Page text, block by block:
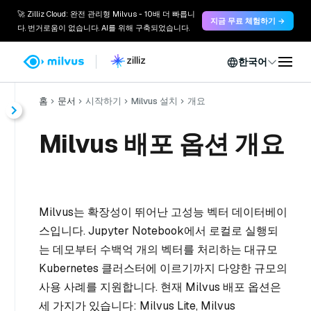
🚀 Zilliz Cloud: 완전 관리형 Milvus - 10배 더 빠릅니
다. 번거로움이 없습니다. AI를 위해 구축되었습니다.
지금 무료 체험하기 →
한국어
홈 문서 시작하기 Milvus 설치 개요
Milvus 배포 옵션 개요
Milvus는 확장성이 뛰어난 고성능 벡터 데이터베이
스입니다. Jupyter Notebook에서 로컬로 실행되
는 데모부터 수백억 개의 벡터를 처리하는 대규모
Kubernetes 클러스터에 이르기까지 다양한 규모의
사용 사례를 지원합니다. 현재 Milvus 배포 옵션은
세 가지가 있습니다: Milvus Lite, Milvus